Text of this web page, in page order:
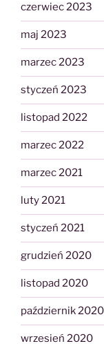
czerwiec 2023
maj 2023
marzec 2023
styczeń 2023
listopad 2022
marzec 2022
marzec 2021
luty 2021
styczeń 2021
grudzień 2020
listopad 2020
październik 2020
wrzesień 2020